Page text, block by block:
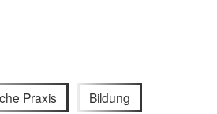
Praxis Bildung